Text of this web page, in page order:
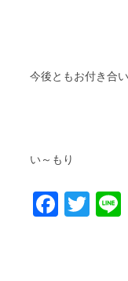
今後ともお付き合
い～もり